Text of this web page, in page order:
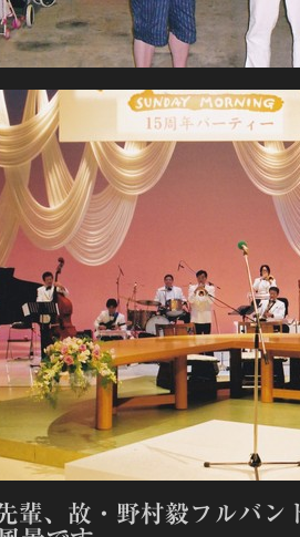
輩、故・野村毅フルバン